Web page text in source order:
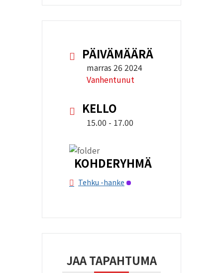
PÄIVÄMÄÄRÄ
marras 26 2024
Vanhentunut
KELLO
15.00 - 17.00
KOHDERYHMÄ
Tehku -hanke
JAA TAPAHTUMA